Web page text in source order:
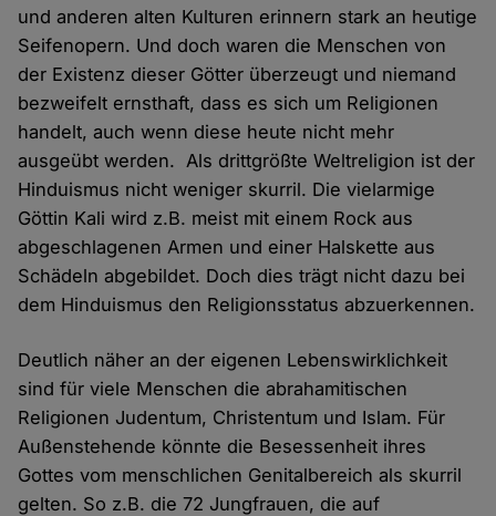
und anderen alten Kulturen erinnern stark an heutige
Seifenopern. Und doch waren die Menschen von
der Existenz dieser Götter überzeugt und niemand
bezweifelt ernsthaft, dass es sich um Religionen
handelt, auch wenn diese heute nicht mehr
ausgeübt werden. Als drittgrößte Weltreligion ist der
Hinduismus nicht weniger skurril. Die vielarmige
Göttin Kali wird z.B. meist mit einem Rock aus
abgeschlagenen Armen und einer Halskette aus
Schädeln abgebildet. Doch dies trägt nicht dazu bei
dem Hinduismus den Religionsstatus abzuerkennen.
Deutlich näher an der eigenen Lebenswirklichkeit
sind für viele Menschen die abrahamitischen
Religionen Judentum, Christentum und Islam. Für
Außenstehende könnte die Besessenheit ihres
Gottes vom menschlichen Genitalbereich als skurril
gelten. So z.B. die 72 Jungfrauen, die auf